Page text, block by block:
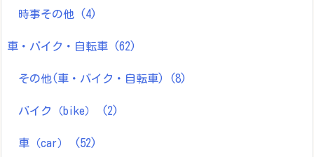
時事その他 (4)
車・バイク・自転車 (62)
その他(車・バイク・自転車) (8)
バイク（bike） (2)
車（car） (52)